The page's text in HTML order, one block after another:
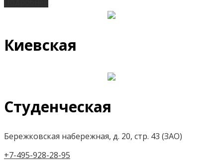
Киевская
Студенческая
Бережковская набережная, д. 20, стр. 43 (ЗАО)
+7-495-928-28-95